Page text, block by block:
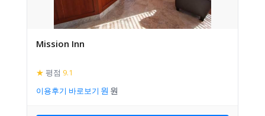
Mission Inn
★ 평점 9.1
이용후기 바로보기